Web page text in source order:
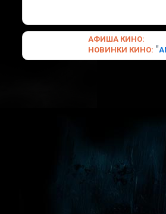
АФИША КИНО:
НОВИНКИ КИНО: "